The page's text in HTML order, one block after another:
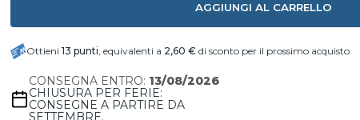
AGGIUNGI AL CARRELLO
Ottieni 13 punti, equivalenti a 2,60 € di sconto per il prossimo acquisto
CONSEGNA ENTRO: 13/08/2026
CHIUSURA PER FERIE:
CONSEGNE A PARTIRE DA
SETTEMBRE.